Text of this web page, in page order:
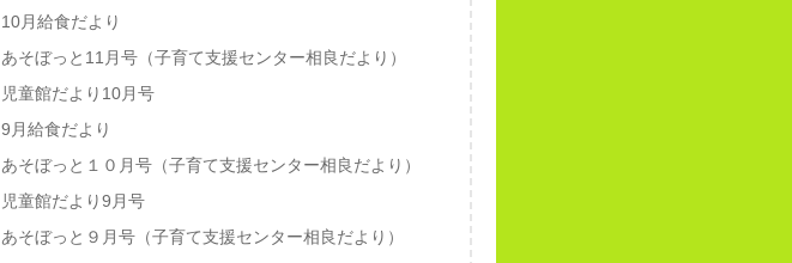
10月給食だより
あそぼっと11月号（子育て支援センター相良だより）
児童館だより10月号
9月給食だより
あそぼっと１０月号（子育て支援センター相良だより）
児童館だより9月号
あそぼっと９月号（子育て支援センター相良だより）